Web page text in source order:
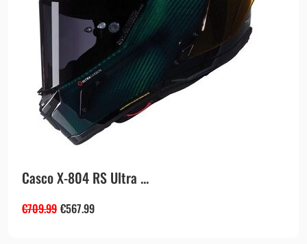
Casco X-804 RS Ultra ...
€709.99 €567.99